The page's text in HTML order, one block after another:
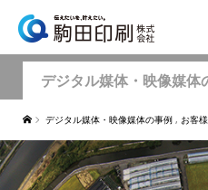
デジタル媒体・映像媒体
デジタル媒体・映像媒体の事例 , お客